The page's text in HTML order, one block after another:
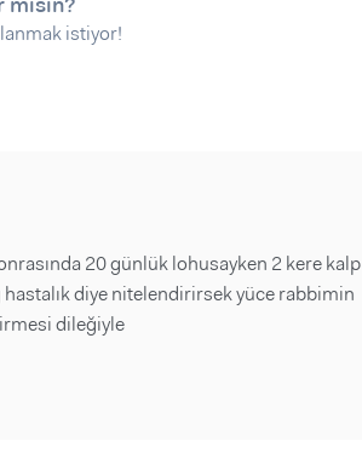
istiyor!
20 günlük lohusayken 2 kere kalp
diye nitelendirirsek yüce rabbimin
dileğiyle